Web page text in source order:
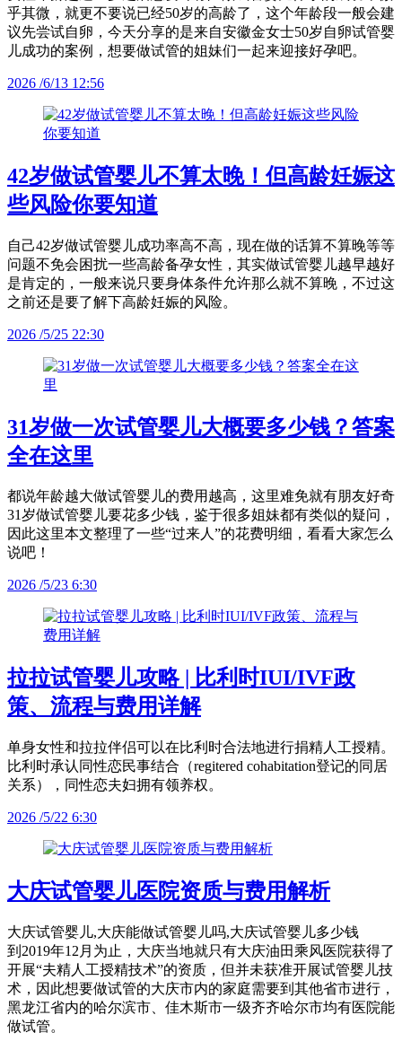
乎其微，就更不要说已经50岁的高龄了，这个年龄段一般会建
议先尝试自卵，今天分享的是来自安徽金女士50岁自卵试管婴
儿成功的案例，想要做试管的姐妹们一起来迎接好孕吧。
2026 /6/13 12:56
42岁做试管婴儿不算太晚！但高龄妊娠这
些风险你要知道
自己42岁做试管婴儿成功率高不高，现在做的话算不算晚等等
问题不免会困扰一些高龄备孕女性，其实做试管婴儿越早越好
是肯定的，一般来说只要身体条件允许那么就不算晚，不过这
之前还是要了解下高龄妊娠的风险。
2026 /5/25 22:30
31岁做一次试管婴儿大概要多少钱？答案
全在这里
都说年龄越大做试管婴儿的费用越高，这里难免就有朋友好奇
31岁做试管婴儿要花多少钱，鉴于很多姐妹都有类似的疑问，
因此这里本文整理了一些“过来人”的花费明细，看看大家怎么
说吧！
2026 /5/23 6:30
拉拉试管婴儿攻略 | 比利时IUI/IVF政
策、流程与费用详解
单身女性和拉拉伴侣可以在比利时合法地进行捐精人工授精。
比利时承认同性恋民事结合（regitered cohabitation登记的同居
关系），同性恋夫妇拥有领养权。
2026 /5/22 6:30
大庆试管婴儿医院资质与费用解析
大庆试管婴儿,大庆能做试管婴儿吗,大庆试管婴儿多少钱
到2019年12月为止，大庆当地就只有大庆油田乘风医院获得了
开展“夫精人工授精技术”的资质，但并未获准开展试管婴儿技
术，因此想要做试管的大庆市内的家庭需要到其他省市进行，
黑龙江省内的哈尔滨市、佳木斯市一级齐齐哈尔市均有医院能
做试管。